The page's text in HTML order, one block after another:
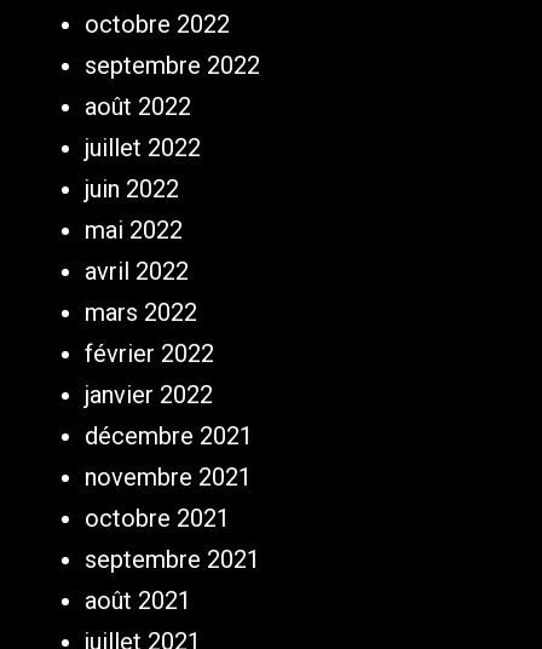
octobre 2022
septembre 2022
août 2022
juillet 2022
juin 2022
mai 2022
avril 2022
mars 2022
février 2022
janvier 2022
décembre 2021
novembre 2021
octobre 2021
septembre 2021
août 2021
juillet 2021